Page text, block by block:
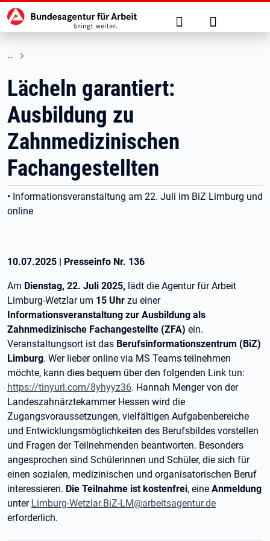
zu den Hauptinhalten springen
Hauptnavigation Suche Anmelden
Lächeln garantiert:
Ausbildung zu
Zahnmedizinischen
Fachangestellten
• Informationsveranstaltung am 22. Juli im BiZ Limburg und
online
10.07.2025 | Presseinfo Nr. 136
Am Dienstag, 22. Juli 2025, lädt die Agentur für Arbeit
Limburg-Wetzlar um 15 Uhr zu einer
Informationsveranstaltung zur Ausbildung als
Zahnmedizinische Fachangestellte (ZFA) ein.
Veranstaltungsort ist das Berufsinformationszentrum (BiZ)
Limburg. Wer lieber online via MS Teams teilnehmen
möchte, kann dies bequem über den folgenden Link tun:
https://tinyurl.com/8yhyyz36. Hannah Menger von der
Landeszahnärztekammer Hessen wird die
Zugangsvoraussetzungen, vielfältigen Aufgabenbereiche
und Entwicklungsmöglichkeiten des Berufsbildes vorstellen
und Fragen der Teilnehmenden beantworten. Besonders
angesprochen sind Schülerinnen und Schüler, die sich für
einen sozialen, medizinischen und organisatorischen Beruf
interessieren. Die Teilnahme ist kostenfrei, eine Anmeldung
unter Limburg-Wetzlar.BiZ-LM@arbeitsagentur.de
erforderlich.